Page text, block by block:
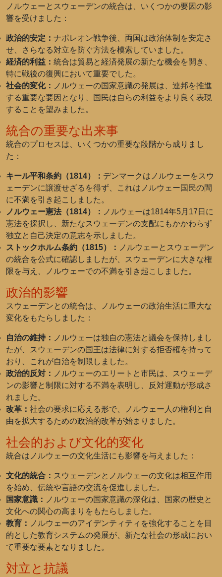
ノルウェーとスウェーデンの統合は、いくつかの要因の影
響を受けました：
政治的安定： ナポレオン戦争後、両国は政治体制を安定さ
せ、さらなる対立を防ぐ方法を模索していました。
経済的利益： 統合は貿易と経済発展の新たな機会を開き、
特に戦後の復興において重要でした。
社会的変化：
ノルウェーの国家意識の発展は、連邦を推進
する重要な要因となり、国民は自らの利益をより良く表現
することを望みました。
統合の重要な出来事
統合のプロセスは、いくつかの重要な段階から成りまし
た：
キール平和条約（1814）： デンマークはノルウェーをスウ
ェーデンに譲渡せざるを得ず、これはノルウェー国民の間
に不満を引き起こしました。
ノルウェー憲法（1814）：
ノルウェーは1814年5月17日に
憲法を採択し、新たなスウェーデンの支配にもかかわらず
独立と自己決定の意志を示しました。
ストックホルム条約（1815）：
ノルウェーとスウェーデン
の統合を公式に確認しましたが、スウェーデンに大きな権
限を与え、ノルウェーでの不満を引き起こしました。
政治的影響
スウェーデンとの統合は、ノルウェーの政治生活に重大な
変化をもたらしました：
自治の維持：
ノルウェーは独自の憲法と議会を保持しまし
たが、スウェーデンの国王は法律に対する拒否権を持って
おり、これが自治を制限しました。
政治的反対：
ノルウェーのエリートと市民は、スウェーデ
ンの影響と制限に対する不満を表明し、反対運動が形成さ
れました。
改革： 社会の要求に応える形で、ノルウェー人の権利と自
由を拡大するための政治的改革が始まりました。
社会的および文化的変化
統合はノルウェーの文化生活にも影響を与えました：
文化的統合： スウェーデンとノルウェーの文化は相互作用
を始め、伝統や言語の交流を促進しました。
国家意識：
ノルウェーの国家意識の深化は、国家の歴史と
文化への関心の高まりをもたらしました。
教育：
ノルウェーのアイデンティティを強化することを目
的とした教育システムの発展が、新たな社会の形成におい
て重要な要素となりました。
対立と抗議